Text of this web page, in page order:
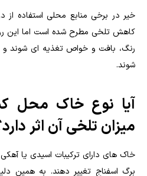
خیر در برخی منابع محلی استفاده
کاهش تلخی مطرح شده است اما این
رنگ، بافت و خواص تغذیه ای شوند و
شوند.
آیا نوع خاک محل
میزان تلخی آن اثر
خاک های دارای ترکیبات اسیدی یا
برگ اسفناج تغییر دهند. به همین